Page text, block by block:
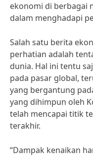
ekonomi di berbagai
dalam menghadapi
Salah satu berita
perhatian adalah
dunia. Hal ini tentu
pada pasar global,
yang bergantung
yang dihimpun oleh
telah mencapai titik
terakhir.
“Dampak kenaikan